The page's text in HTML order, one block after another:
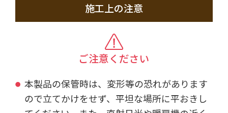
施工上の注意
ご注意ください
本製品の保管時は、変形等の恐れがあります
ので立てかけをせず、平坦な場所に平おきし